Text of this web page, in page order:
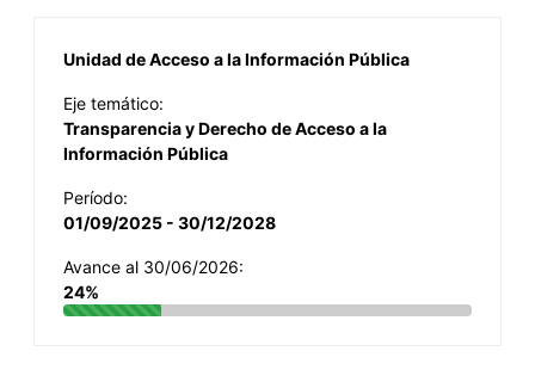
Unidad de Acceso a la Información Pública
Eje temático:
Transparencia y Derecho de Acceso a la
Información Pública
Período:
01/09/2025 - 30/12/2028
Avance al 30/06/2026:
24%